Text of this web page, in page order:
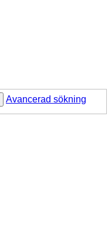
Avancerad sökning